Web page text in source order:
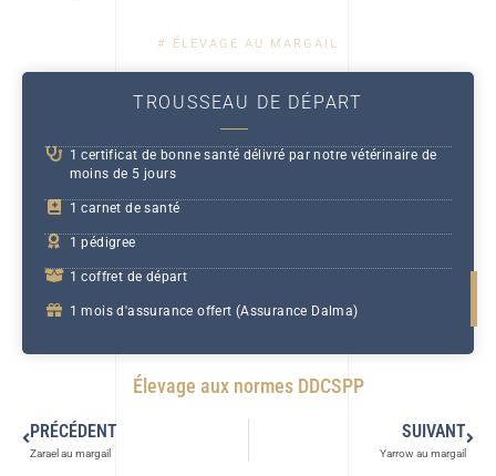
# ÉLEVAGE AU MARGAIL
TROUSSEAU DE DÉPART
1 certificat de bonne santé délivré par notre vétérinaire de
moins de 5 jours
1 carnet de santé
1 pédigree
1 coffret de départ
1 mois d'assurance offert (Assurance Dalma)
Élevage aux normes DDCSPP
PRÉCÉDENT
Zarael au margail
SUIVANT
Yarrow au margail